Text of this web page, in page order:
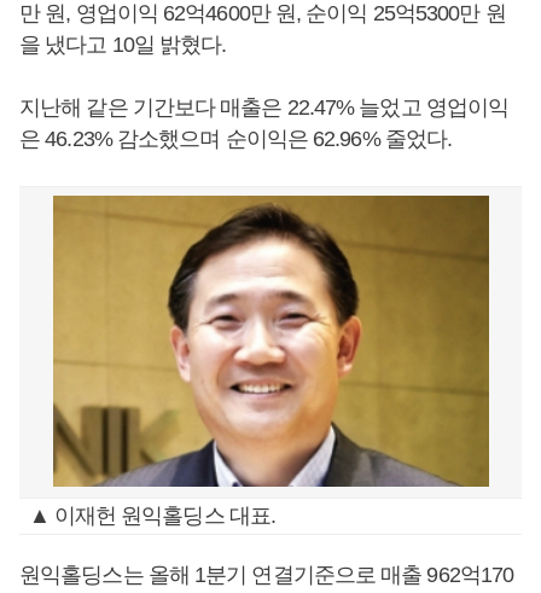
만 원, 영업이익 62억4600만 원, 순이익 25억5300만 원
을 냈다고 10일 밝혔다.
지난해 같은 기간보다 매출은 22.47% 늘었고 영업이익
은 46.23% 감소했으며 순이익은 62.96% 줄었다.
▲ 이재헌 원익홀딩스 대표.
원익홀딩스는 올해 1분기 연결기준으로 매출 962억170